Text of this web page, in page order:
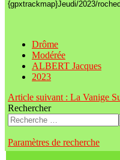
{gpxtrackmap}Jeudi/2023/
Drôme
Modérée
ALBERT Jacques
2023
Article suivant : La Vanige
Rechercher
Paramètres de recherche